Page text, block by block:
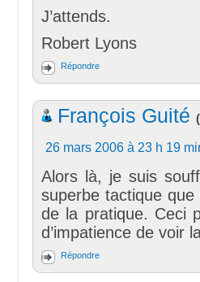
J’attends.
Robert Lyons
Répondre
François Guité (
26 mars 2006 à 23 h 19
Alors là, je suis
superbe tactique
de la pratique. Ceci
d’impatience de voir
Répondre